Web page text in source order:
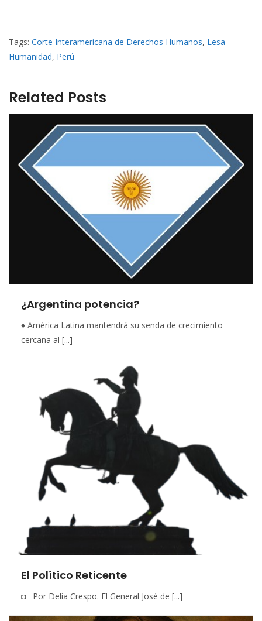
Tags: Corte Interamericana de Derechos Humanos, Lesa
Humanidad, Perú
Related Posts
¿Argentina potencia?
♦ América Latina mantendrá su senda de crecimiento
cercana al [...]
El Político Reticente
◘ Por Delia Crespo. El General José de [...]